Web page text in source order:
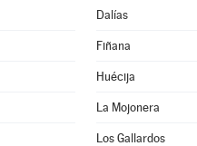
Dalías
Fiñana
Huécija
La Mojonera
Los Gallardos